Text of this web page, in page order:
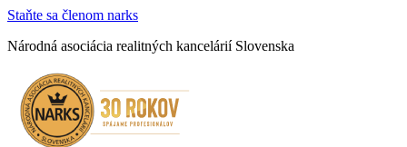
Staňte sa členom narks
Národná asociácia realitných kancelárií Slovenska